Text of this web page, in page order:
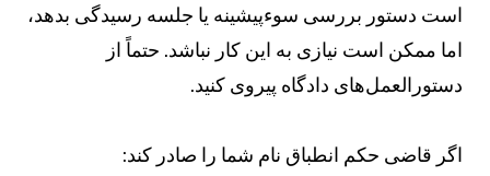
است دستور بررسی سوءپیشینه یا جلسه رسیدگی بدهد،
اما ممکن است نیازی به این کار نباشد. حتماً از
دستورالعمل‌های دادگاه پیروی کنید.
اگر قاضی حکم انطباق نام شما را صادر کند: